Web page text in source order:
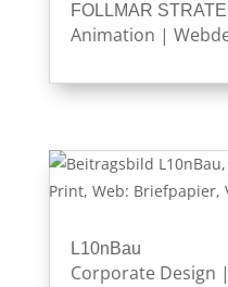
FOLLMAR
Animation |
L10nBau
Corporate Design |